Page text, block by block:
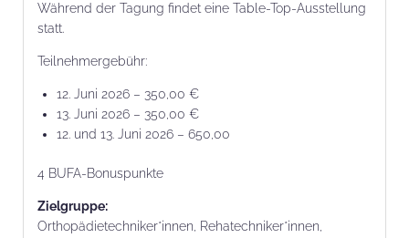
Während der Tagung findet eine Table-Top-Ausstellung
statt.
Teilnehmergebühr:
12. Juni 2026 – 350,00 €
13. Juni 2026 – 350,00 €
12. und 13. Juni 2026 – 650,00
4 BUFA-Bonuspunkte
Zielgruppe:
Orthopädietechniker*innen, Rehatechniker*innen,